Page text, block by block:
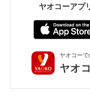
ヤオコーアプ
ヤオコーで
ヤオ